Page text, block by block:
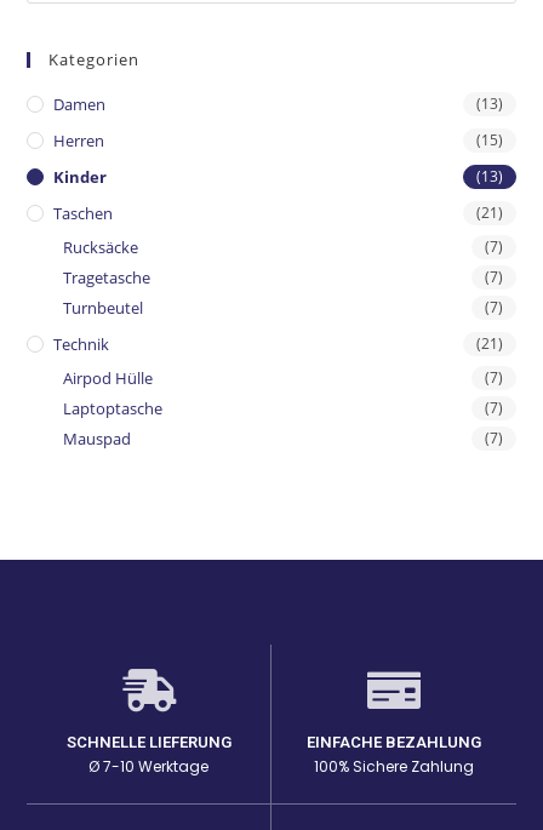
Kategorien
Damen (13)
Herren (15)
Kinder (13)
Taschen (21)
Rucksäcke (7)
Tragetasche (7)
Turnbeutel (7)
Technik (21)
Airpod Hülle (7)
Laptoptasche (7)
Mauspad (7)
SCHNELLE LIEFERUNG
Ø 7-10 Werktage
EINFACHE BEZAHLUNG
100% Sichere Zahlung